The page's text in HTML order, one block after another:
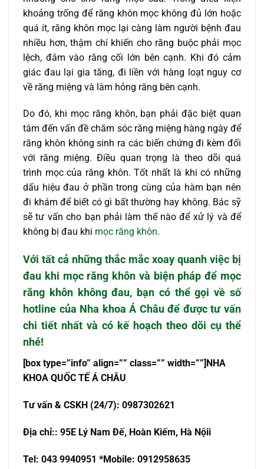
khoảng trống để răng khôn mọc không đủ lớn hoặc
quá ít, răng khôn mọc lại càng làm người bệnh đau
nhiều hơn, thậm chí khiến cho răng buộc phải mọc
lệch, đâm vào răng cối lớn bên cạnh. Khi đó cảm
giác đau lại gia tăng, đi liền với hàng loạt nguy cơ
về răng miệng và làm hỏng răng bên cạnh.
Do đó, khi mọc răng khôn, bạn phải đặc biệt quan
tâm đến vấn đề chăm sóc răng miệng hàng ngày để
răng khôn không sinh ra các biến chứng đi kèm đối
với răng miệng. Điều quan trọng là theo dõi quá
trình mọc của răng khôn. Tốt nhất là khi có những
dấu hiệu đau ở phần trong cùng của hàm bạn nên
đi khám để biết có gì bất thường hay không. Bác sỹ
sẽ tư vấn cho bạn phải làm thế nào để xử lý và để
không bị đau khi mọc răng khôn.
Với tất cả những thắc mắc xoay quanh việc bị
đau khi mọc răng khôn và biện pháp để mọc
răng khôn không đau, bạn có thể gọi về số
hotline của Nha khoa Á Châu để được tư vấn
chi tiết nhất và có kế hoạch theo dõi cụ thể
nhé!
[box type=”info” align=”” class=”” width=””]NHA
KHOA QUỐC TẾ Á CHÂU
Tưvấn & CSKH (24/7): 0987302621
Địa chỉ:: 95E Lý Nam Đế, Hoàn Kiếm, Hà Nộii
Tel: 043 9940951 *Mobile: 0912958635